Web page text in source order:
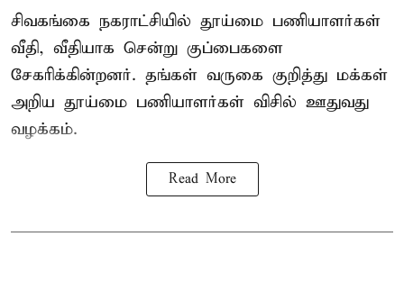
சிவகங்கை நகராட்சியில் தூய்மை பணியாளர்கள்
வீதி, வீதியாக சென்று குப்பைகளை
சேகரிக்கின்றனர். தங்கள் வருகை குறித்து மக்கள்
அறிய தூய்மை பணியாளர்கள் விசில் ஊதுவது
வழக்கம்.
Read More